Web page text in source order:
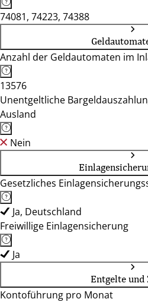
74081, 74223, 74388
Anzahl der Geldautomaten im
13576
Unentgeltliche
Ausland
Nein
Gesetzliches
Ja, Deutschland
Freiwillige Einlagensicherung
Ja
Entgelte und
Kontoführung pro Monat